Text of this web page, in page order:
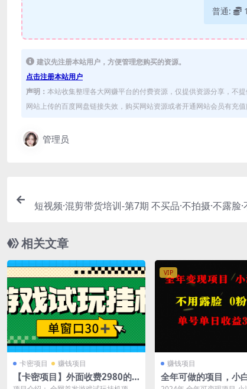
普通:
建议先注册本站用户，方便管理您购买的资源。
点击注册本站用户
声明： 本站收集整理各大网赚平台的付费资源，仅提供资源分享，不
网站上传的百度网盘链接失效，购买网站资源或者开通网站会员有充
管理员
短视频·混剪带货培训-第7期 不买品·不拍摄·不露脸·
相关文章
卡密项目 赚钱项目
【卡密项目】外面收费2980的
VIP
赚钱项目
全年可做的项目，小